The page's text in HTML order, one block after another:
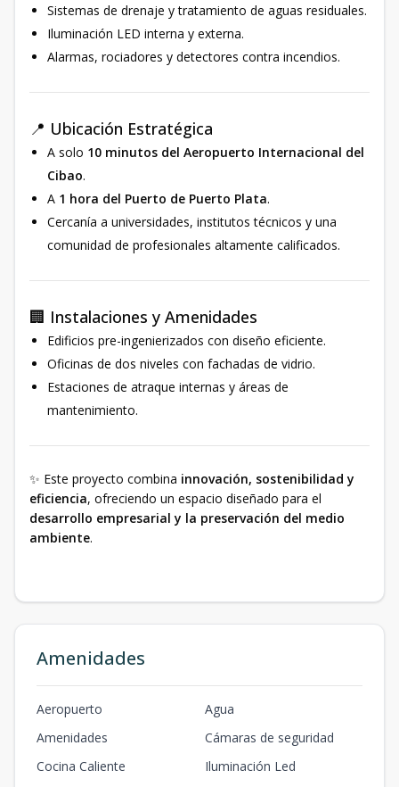
Sistemas de drenaje y tratamiento de aguas residuales.
Iluminación LED interna y externa.
Alarmas, rociadores y detectores contra incendios.
📍 Ubicación Estratégica
A solo 10 minutos del Aeropuerto Internacional del
Cibao.
A 1 hora del Puerto de Puerto Plata.
Cercanía a universidades, institutos técnicos y una
comunidad de profesionales altamente calificados.
🏢 Instalaciones y Amenidades
Edificios pre-ingenierizados con diseño eficiente.
Oficinas de dos niveles con fachadas de vidrio.
Estaciones de atraque internas y áreas de
mantenimiento.
✨ Este proyecto combina innovación, sostenibilidad y
eficiencia, ofreciendo un espacio diseñado para el
desarrollo empresarial y la preservación del medio
ambiente.
Amenidades
Aeropuerto
Agua
Amenidades
Cámaras de seguridad
Cocina Caliente
Iluminación Led